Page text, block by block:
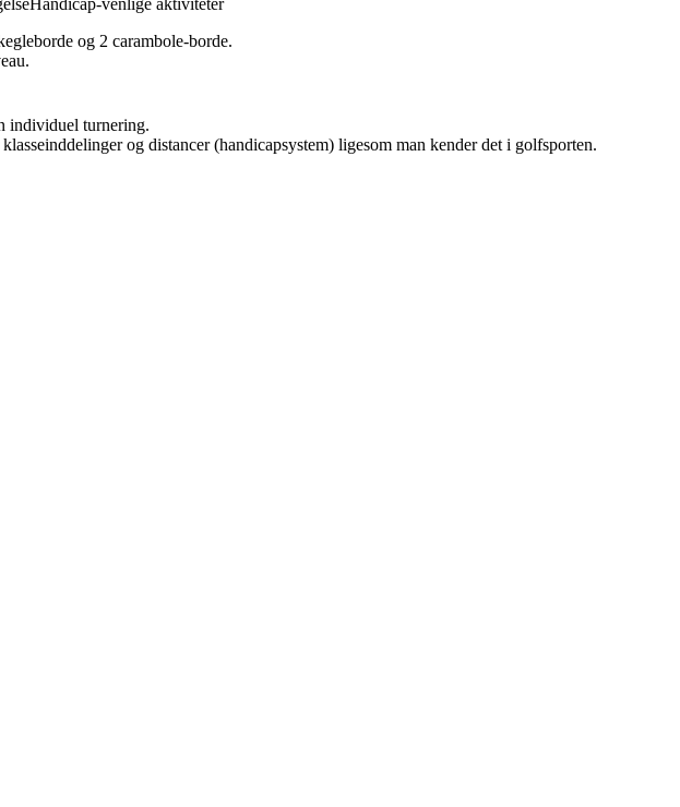
Handicap-venlige aktiviteter
og 2 carambole-borde.
individuel turnering.
og distancer (handicapsystem) ligesom man kender det i golfsporten.